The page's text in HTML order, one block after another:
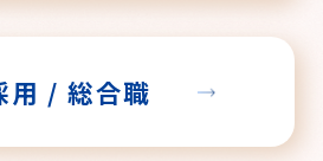
用 / 総合職